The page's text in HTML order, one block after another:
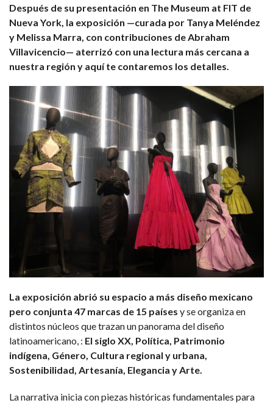
Después de su presentación en The Museum at FIT de
Nueva York, la exposición —curada por Tanya Meléndez
y Melissa Marra, con contribuciones de Abraham
Villavicencio— aterrizó con una lectura más cercana a
nuestra región y aquí te contaremos los detalles.
La exposición abrió su espacio a más diseño mexicano
pero conjunta 47 marcas de 15 países y se organiza en
distintos núcleos que trazan un panorama del diseño
latinoamericano, : El siglo XX, Política, Patrimonio
indígena, Género, Cultura regional y urbana,
Sostenibilidad, Artesanía, Elegancia y Arte.
La narrativa inicia con piezas históricas fundamentales para